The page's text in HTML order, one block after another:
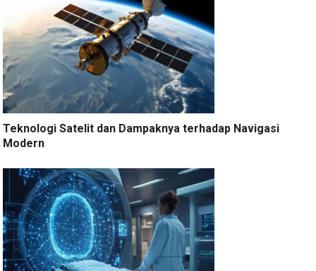
Teknologi Satelit dan Dampaknya terhadap Navigasi
Modern